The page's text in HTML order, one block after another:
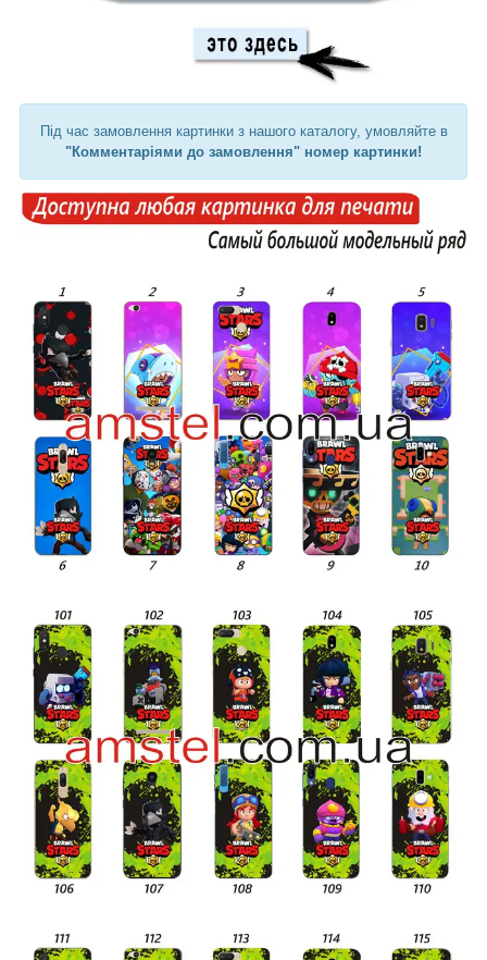
Під час замовлення картинки з нашого каталогу, умовляйте в
"Комментаріями до замовлення" номер картинки!